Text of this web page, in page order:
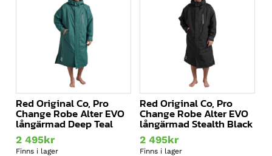
Red Original Co, Pro
Change Robe Alter EVO
långärmad Deep Teal
2 495kr
Finns i lager
Red Original Co, Pro
Change Robe Alter EVO
långärmad Stealth Black
2 495kr
Finns i lager